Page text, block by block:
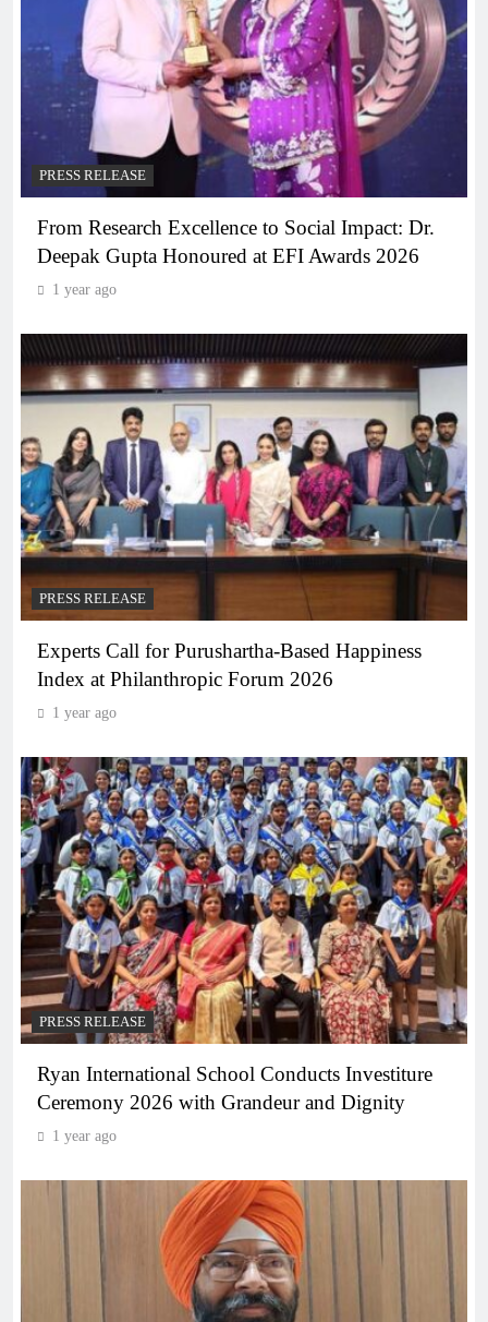
PRESS RELEASE
From Research Excellence to Social Impact: Dr.
Deepak Gupta Honoured at EFI Awards 2026
1 year ago
PRESS RELEASE
Experts Call for Purushartha-Based Happiness
Index at Philanthropic Forum 2026
1 year ago
PRESS RELEASE
Ryan International School Conducts Investiture
Ceremony 2026 with Grandeur and Dignity
1 year ago